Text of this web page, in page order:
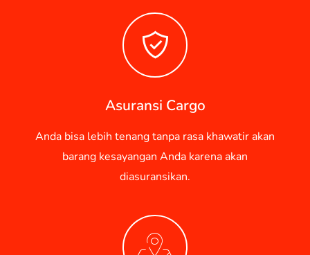
Asuransi Cargo
Anda bisa lebih tenang tanpa rasa khawatir akan
barang kesayangan Anda karena akan
diasuransikan.